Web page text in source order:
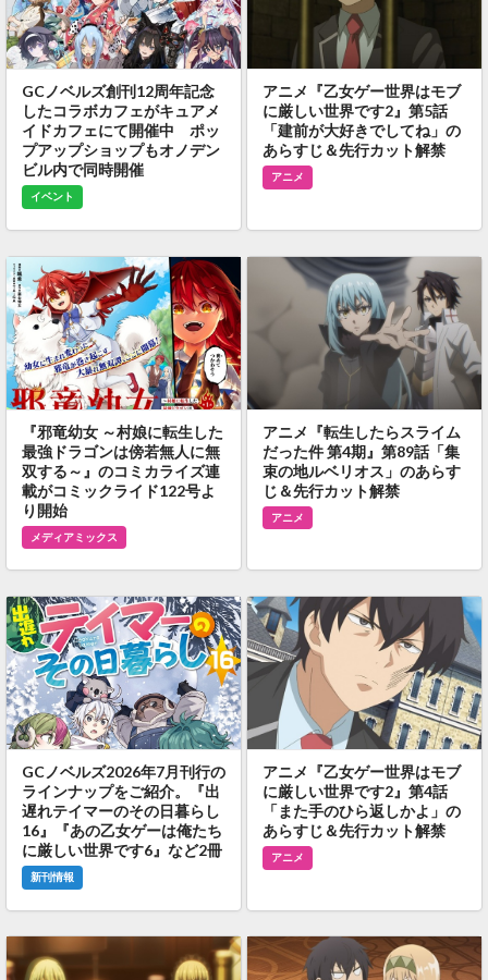
GCノベルズ創刊12周年記念
したコラボカフェがキュアメ
イドカフェにて開催中 ポッ
プアップショップもオノデン
ビル内で同時開催
イベント
アニメ『乙女ゲー世界はモブ
に厳しい世界です2』第5話
「建前が大好きでしてね」の
あらすじ＆先行カット解禁
アニメ
『邪竜幼女 ～村娘に転生した
最強ドラゴンは傍若無人に無
双する～』のコミカライズ連
載がコミックライド122号よ
り開始
メディアミックス
アニメ『転生したらスライム
だった件 第4期』第89話「集
束の地ルベリオス」のあらす
じ＆先行カット解禁
アニメ
GCノベルズ2026年7月刊行の
ラインナップをご紹介。『出
遅れテイマーのその日暮らし
16』『あの乙女ゲーは俺たち
に厳しい世界です6』など2冊
新刊情報
アニメ『乙女ゲー世界はモブ
に厳しい世界です2』第4話
「また手のひら返しかよ」の
あらすじ＆先行カット解禁
アニメ